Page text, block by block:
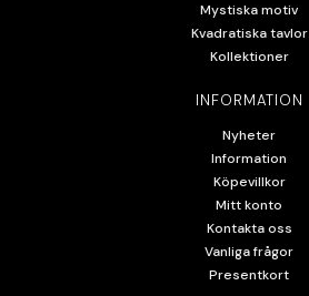
Mystiska motiv
Kvadratiska tavlor
Kollektioner
INFORMATION
Nyheter
Information
Köpevillkor
Mitt konto
Kontakta oss
Vanliga frågor
Presentkort